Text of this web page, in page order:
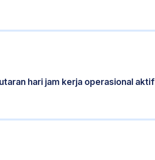
hari jam kerja operasional aktif